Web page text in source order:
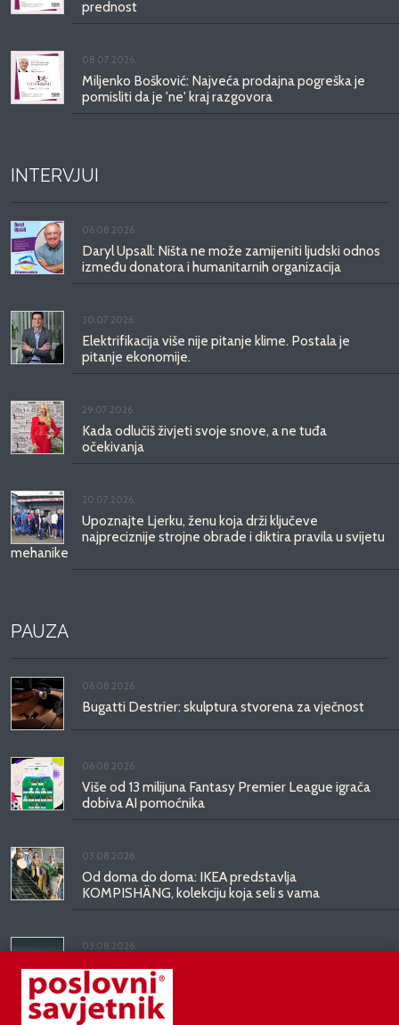
prednost
08.07.2026.
Miljenko Bošković: Najveća prodajna pogreška je
pomisliti da je 'ne' kraj razgovora
INTERVJUI
06.08.2026.
Daryl Upsall: Ništa ne može zamijeniti ljudski odnos
između donatora i humanitarnih organizacija
30.07.2026.
Elektrifikacija više nije pitanje klime. Postala je
pitanje ekonomije.
29.07.2026.
Kada odlučiš živjeti svoje snove, a ne tuđa
očekivanja
20.07.2026.
Upoznajte Ljerku, ženu koja drži ključeve
najpreciznije strojne obrade i diktira pravila u svijetu
mehanike
PAUZA
06.08.2026.
Bugatti Destrier: skulptura stvorena za vječnost
06.08.2026.
Više od 13 milijuna Fantasy Premier League igrača
dobiva AI pomoćnika
03.08.2026.
Od doma do doma: IKEA predstavlja
KOMPISHÄNG, kolekciju koja seli s vama
03.08.2026.
Kineski BYD predstavio luksuznu limuzinu veću od
Mercedesove S-klase, obećava domet do 1.000
kilometara